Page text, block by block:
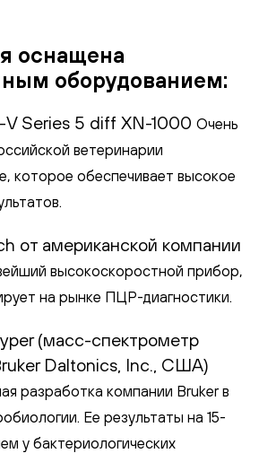
оснащена
оборудованием:
V Series 5 diff XN-1000 Очень
ветеринарии
которое обеспечивает высокое
от американской компании
высокоскоростной прибор,
на рынке ПЦР-диагностики.
(масс-спектрометр
Daltonics, Inc., США)
разработка компании Bruker в
Ее результаты на 15-
у бактериологических